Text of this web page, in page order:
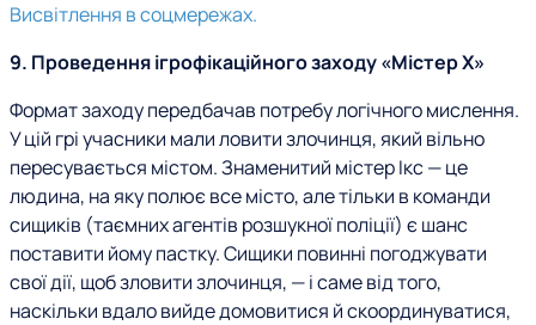
Висвітлення в соцмережах.
9. Проведення ігрофікаційного заходу «Містер Х»
Формат заходу передбачав потребу логічного мислення.
У цій грі учасники мали ловити злочинця, який вільно
пересувається містом. Знаменитий містер Ікс — це
людина, на яку полює все місто, але тільки в команди
сищиків (таємних агентів розшукної поліції) є шанс
поставити йому пастку. Сищики повинні погоджувати
свої дії, щоб зловити злочинця, — і саме від того,
наскільки вдало вийде домовитися й скоординуватися,